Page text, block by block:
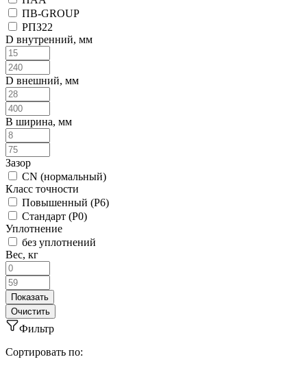
ПВ-GROUP
РПЗ22
D внутренний, мм
D внешний, мм
B ширина, мм
Зазор
CN (нормальный)
Класс точности
Повышенный (P6)
Стандарт (P0)
Уплотнение
без уплотнений
Вес, кг
Фильтр
Сортировать по: